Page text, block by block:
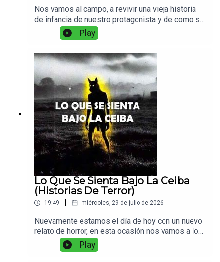
Nos vamos al campo, a revivir una vieja historia
de infancia de nuestro protagonista y de como se
le enseño a hacer algunas cosas interesantes
con simples rocas...
Play
Lo Que Se Sienta Bajo La Ceiba
(Historias De Terror)
19:49 miércoles, 29 de julio de 2026
Nuevamente estamos el día de hoy con un nuevo
relato de horror, en esta ocasión nos vamos a los
campos, a la sierra, a escuchar sobre una
misteriosa criatura que acecha en las noches...
Play